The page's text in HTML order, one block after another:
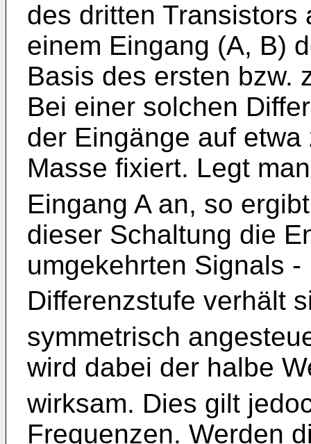
des dritten
einem Eingang (A, B)
Basis des ersten bzw.
Bei einer solchen
der Eingänge auf
Masse fixiert. Legt
Eingang A an, so
dieser Schaltung die
umgekehrten Signals -
Differenzstufe verhält
symmetrisch
wird dabei der halbe
wirksam. Dies gilt
Frequenzen. Werden